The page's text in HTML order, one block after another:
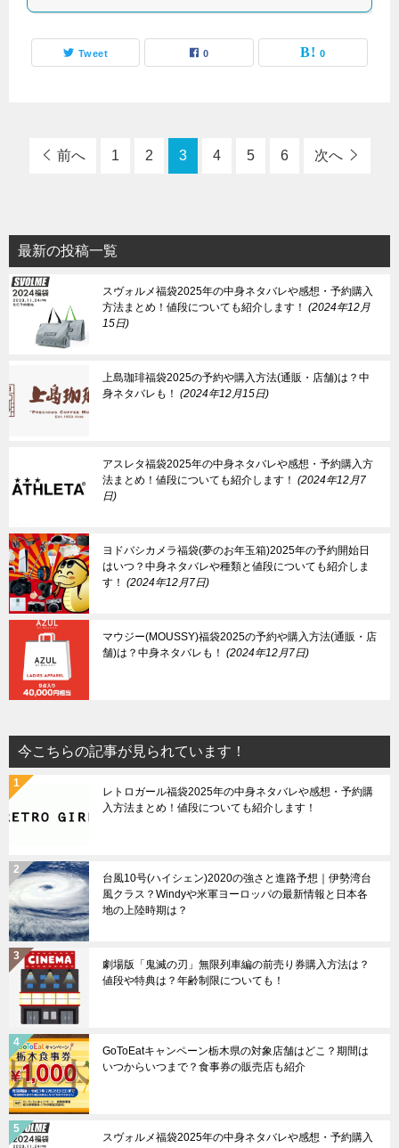
Tweet 0 0
前へ 1 2 3 4 5 6 次へ
最新の投稿一覧
スヴォルメ福袋2025年の中身ネタバレや感想・予約購入
方法まとめ！値段についても紹介します！
2024年12月
15日
上島珈琲福袋2025の予約や購入方法(通販・店舗)は？中
身ネタバレも！
2024年12月15日
アスレタ福袋2025年の中身ネタバレや感想・予約購入方
法まとめ！値段についても紹介します！
2024年12月7
日
ヨドバシカメラ福袋(夢のお年玉箱)2025年の予約開始日
はいつ？中身ネタバレや種類と値段についても紹介しま
す！
2024年12月7日
マウジー(MOUSSY)福袋2025の予約や購入方法(通販・店
舗)は？中身ネタバレも！
2024年12月7日
今こちらの記事が見られています！
レトロガール福袋2025年の中身ネタバレや感想・予約購
入方法まとめ！値段についても紹介します！
台風10号(ハイシェン)2020の強さと進路予想｜伊勢湾台
風クラス？Windyや米軍ヨーロッパの最新情報と日本各
地の上陸時期は？
劇場版「鬼滅の刃」無限列車編の前売り券購入方法は？
値段や特典は？年齢制限についても！
GoToEatキャンペーン栃木県の対象店舗はどこ？期間は
いつからいつまで？食事券の販売店も紹介
スヴォルメ福袋2025年の中身ネタバレや感想・予約購入